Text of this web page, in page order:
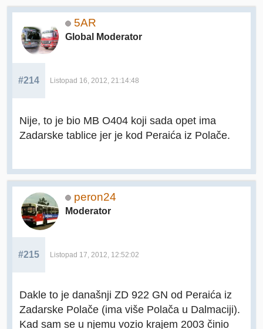
5AR
Global Moderator
#214 Listopad 16, 2012, 21:14:48
Nije, to je bio MB O404 koji sada opet ima
Zadarske tablice jer je kod Peraića iz Polače.
peron24
Moderator
#215 Listopad 17, 2012, 12:52:02
Dakle to je današnji ZD 922 GN od Peraića iz
Zadarske Polače (ima više Polača u Dalmaciji).
Kad sam se u njemu vozio krajem 2003 činio